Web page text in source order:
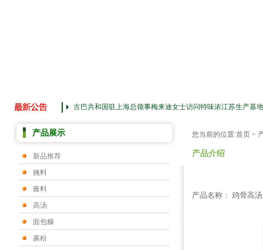
古巴共和国驻上海总领事梅来迪女士访问特味浓江苏生产基地
产品展示
新品推荐
腌料
酱料
高汤
面包糠
裹粉
您当前的位置:首页 >
产品介绍
产品名称： 鸡骨高汤